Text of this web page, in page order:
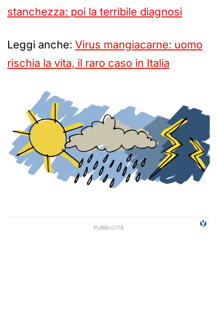
stanchezza: poi la terribile diagnosi
Leggi anche: Virus mangiacarne: uomo
rischia la vita, il raro caso in Italia